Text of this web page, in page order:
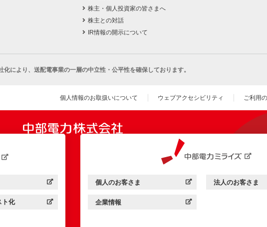
株主・個人投資家の皆さまへ
株主との対話
IR情報の開示について
により、 送配電事業の一層の中立性・公平性を確保しております。
個人情報のお取扱いについて ウェブアクセシビリティ ご利用
リッド：
ウを開きます）
リッド：
ト化ウを開きます）
中部電力ミライズ：
個人のお客さま
（新しいウィンドウを開きます） 中部電力ミライズ
法人のお客さま
（新しいウィンド
中部電力ミライズ：
企業情報
（新しいウィンドウを開きます）